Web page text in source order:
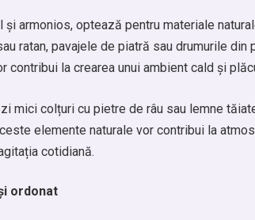
și armonios, optează pentru materiale
ratan, pavajele de piatră sau drumurile
contribui la crearea unui ambient cald și
mici colțuri cu pietre de râu sau lemne
elemente naturale vor contribui la
cotidiană.
ordonat